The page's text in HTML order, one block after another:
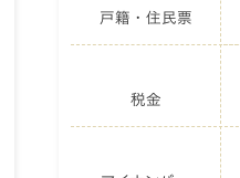
戸籍・住民票
税金